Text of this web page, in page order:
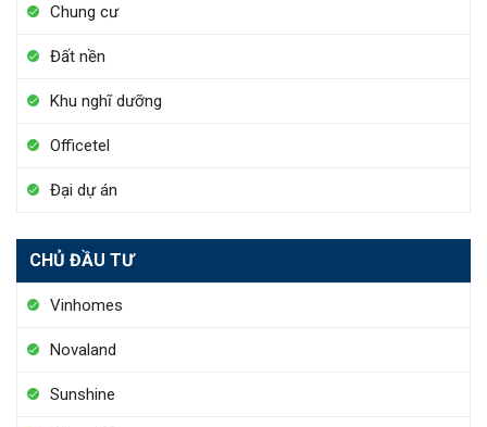
Chung cư
Đất nền
Khu nghĩ dưỡng
Officetel
Đại dự án
CHỦ ĐẦU TƯ
Vinhomes
Novaland
Sunshine